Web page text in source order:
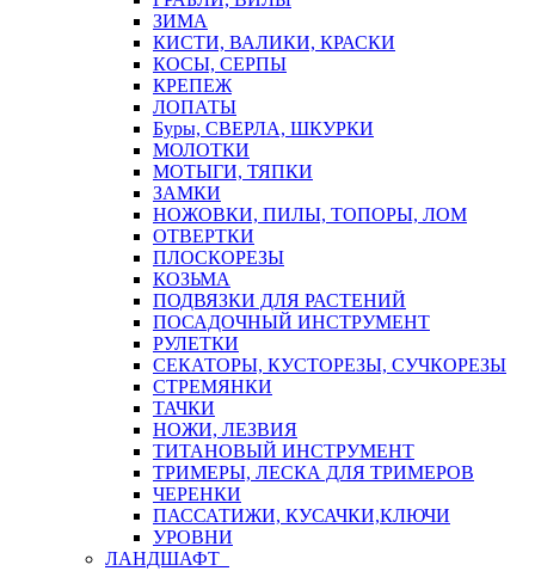
ЗИМА
КИСТИ, ВАЛИКИ, КРАСКИ
КОСЫ, СЕРПЫ
КРЕПЕЖ
ЛОПАТЫ
Буры, СВЕРЛА, ШКУРКИ
МОЛОТКИ
МОТЫГИ, ТЯПКИ
ЗАМКИ
НОЖОВКИ, ПИЛЫ, ТОПОРЫ, ЛОМ
ОТВЕРТКИ
ПЛОСКОРЕЗЫ
КОЗЬМА
ПОДВЯЗКИ ДЛЯ РАСТЕНИЙ
ПОСАДОЧНЫЙ ИНСТРУМЕНТ
РУЛЕТКИ
СЕКАТОРЫ, КУСТОРЕЗЫ, СУЧКОРЕЗЫ
СТРЕМЯНКИ
ТАЧКИ
НОЖИ, ЛЕЗВИЯ
ТИТАНОВЫЙ ИНСТРУМЕНТ
ТРИМЕРЫ, ЛЕСКА ДЛЯ ТРИМЕРОВ
ЧЕРЕНКИ
ПАССАТИЖИ, КУСАЧКИ,КЛЮЧИ
УРОВНИ
ЛАНДШАФТ